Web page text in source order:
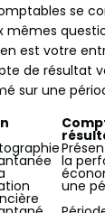
se
mêmes
est votre
de résultat
sur une
la
une